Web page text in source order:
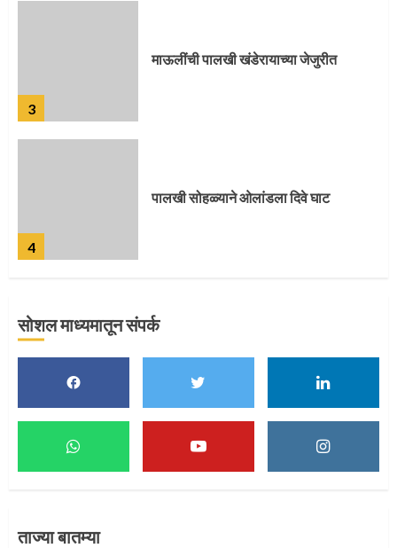
4
पालखी सोहळ्याने ओलांडला दिवे घाट
5
पुणेकरांकडून पालख्यांचे उत्साही स्वागत
मुख्यमंत्र्यांच्या हस्ते विठ्ठलाची महापूजा
माऊलींच्या पादुकांना नीरा स्नान
सोशल माध्यमातून संपर्क
ताज्या बातम्या